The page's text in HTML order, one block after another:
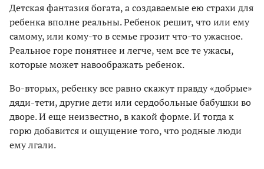
Детская фантазия богата, а создаваемые ею страхи для
ребенка вполне реальны. Ребенок решит, что или ему
самому, или кому-то в семье грозит что-то ужасное.
Реальное горе понятнее и легче, чем все те ужасы,
которые может навоображать ребенок.
Во-вторых, ребенку все равно скажут правду «добрые»
дяди-тети, другие дети или сердобольные бабушки во
дворе. И еще неизвестно, в какой форме. И тогда к
горю добавится и ощущение того, что родные люди
ему лгали.